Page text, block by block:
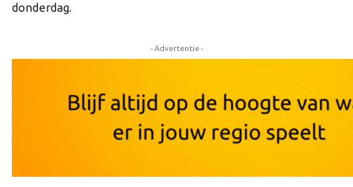
donderdag.
- Advertentie -